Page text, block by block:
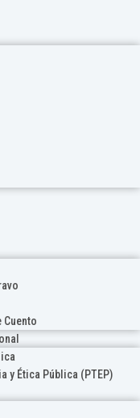
Cuento
y Ética Pública (PTEP)